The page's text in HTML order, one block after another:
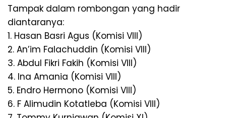
Tampak dalam rombongan yang hadir
diantaranya:
1. Hasan Basri Agus (Komisi VIII)
2. An’im Falachuddin (Komisi VIII)
3. Abdul Fikri Fakih (Komisi VIII)
4. Ina Amania (Komisi VIII)
5. Endro Hermono (Komisi VIII)
6. F Alimudin Kotatleba (Komisi VIII)